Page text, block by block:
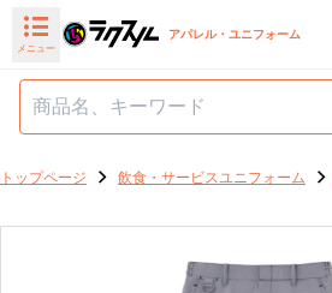
メニュー
アパレル・ユニフォーム
トップページ 飲食・サービスユニフォーム